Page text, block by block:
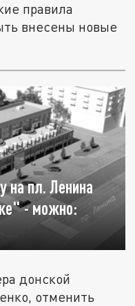
правила
внесены новые
на пл. Ленина
- можно:
донской
отменить